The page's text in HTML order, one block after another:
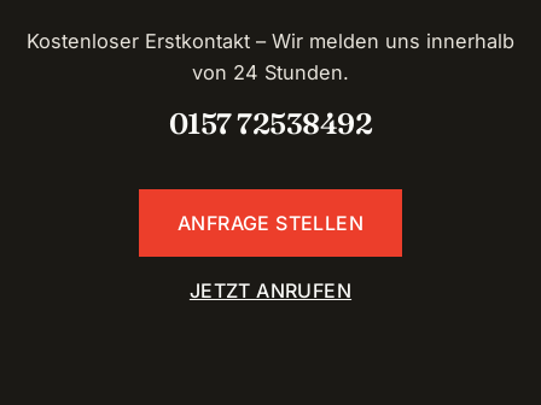
Kostenloser Erstkontakt – Wir melden uns innerhalb
von 24 Stunden.
0157 72538492
ANFRAGE STELLEN
JETZT ANRUFEN